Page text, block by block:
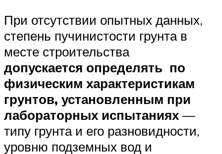
При отсутствии опытных данных,
степень пучинистости грунта в
месте строительства
допускается определять по
физическим характеристикам
грунтов, установленным при
лабораторных испытаниях —
типу грунта и его разновидности,
уровню подземных вод и